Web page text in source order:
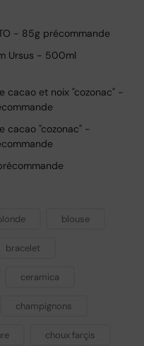
- 85g précommande
Ursus - 500ml
cacao et noix "cozonac" -
cacao "cozonac" -
blouse
bracelet
ceramica
champignons
choux farçis